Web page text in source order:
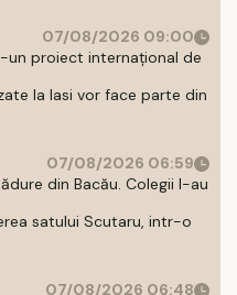
07/08/2026 09:00
un proiect internațional de
la Iasi vor face parte din
07/08/2026 06:59
din Bacău. Colegii l-au
satului Scutaru, intr-o
07/08/2026 06:48